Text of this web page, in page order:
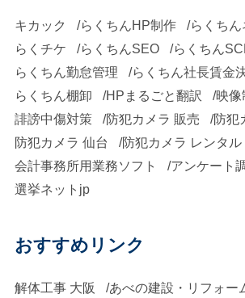
キカック らくちんHP制作
らくちん
らくチケ
らくちんSEO
らくちん
らくちん勤怠管理
らくちん社長賃金
らくちん棚卸
HPまるごと翻訳
映像
誹謗中傷対策
防犯カメラ 販売
防犯
防犯カメラ 仙台
防犯カメラ レンタル
会計事務所用業務ソフト
アンケート
選挙ネットjp
おすすめリンク
解体工事 大阪
あべの建設・リフォー